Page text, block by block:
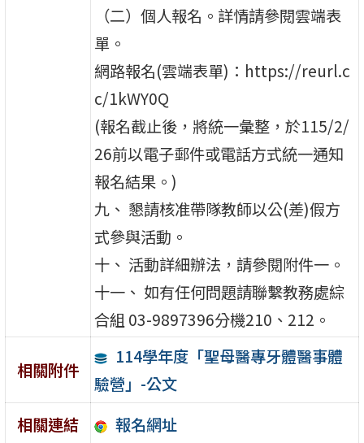
（二）個人報名。詳情請參閱雲端表
單。
網路報名(雲端表單)：https://reurl.c
c/1kWY0Q
(報名截止後，將統一彙整，於115/2/
26前以電子郵件或電話方式統一通知
報名結果。)
九、 懇請核准帶隊教師以公(差)假方
式參與活動。
十、 活動詳細辦法，請參閱附件一。
十一、 如有任何問題請聯繫教務處綜
合組 03-9897396分機210、212。
相關附件
114學年度「聖母醫專牙體醫事體
驗營」-公文
相關連結
報名網址